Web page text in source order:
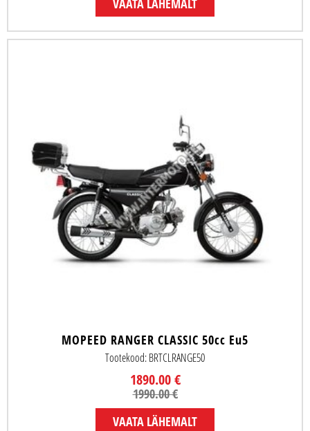
VAATA LÄHEMALT
MOPEED RANGER CLASSIC 50cc Eu5
Tootekood: BRTCLRANGE50
1890.00 €
1990.00 €
VAATA LÄHEMALT